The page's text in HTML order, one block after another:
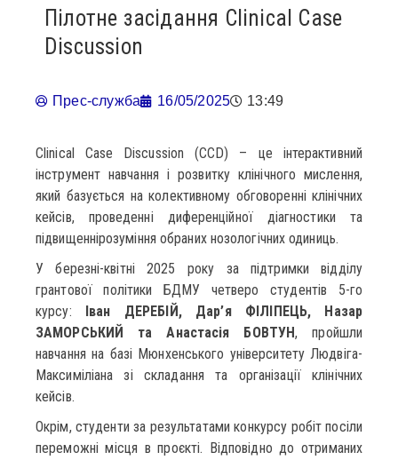
Пілотне засідання Clinical Case
Discussion
Прес-служба 16/05/2025 13:49
Clinical Case Discussion (CCD) – це інтерактивний
інструмент навчання і розвитку клінічного мислення,
який базується на колективному обговоренні клінічних
кейсів, проведенні диференційної діагностики та
підвищеннірозуміння обраних нозологічних одиниць.
У березні-квітні 2025 року за підтримки відділу
грантової політики БДМУ четверо студентів 5-го
курсу: Іван ДЕРЕБІЙ, Дар’я ФІЛІПЕЦЬ, Назар
ЗАМОРСЬКИЙ та Анастасія БОВТУН, пройшли
навчання на базі Мюнхенського університету Людвіга-
Максиміліана зі складання та організації клінічних
кейсів.
Окрім, студенти за результатами конкурсу робіт посіли
переможні місця в проєкті. Відповідно до отриманих